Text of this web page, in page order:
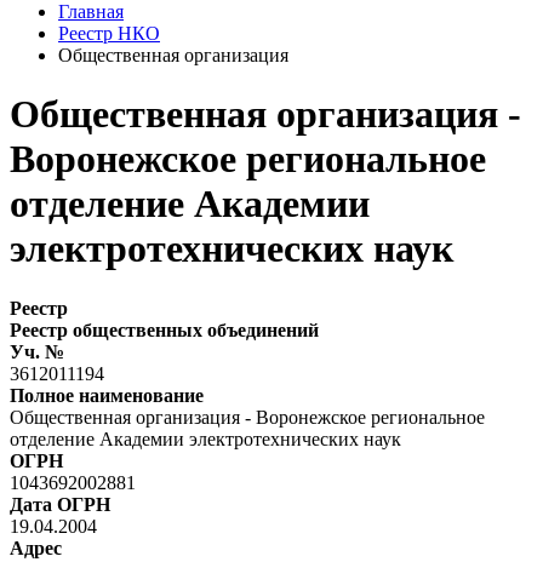
Главная
Реестр НКО
Общественная организация
Общественная организация -
Воронежское региональное
отделение Академии
электротехнических наук
Реестр
Реестр общественных объединений
Уч. №
3612011194
Полное наименование
Общественная организация - Воронежское региональное
отделение Академии электротехнических наук
ОГРН
1043692002881
Дата ОГРН
19.04.2004
Адрес